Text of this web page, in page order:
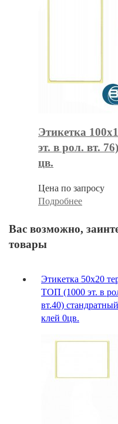
Этикетка
эт. в рол. вт.
цв.
Цена по запросу
Подробнее
Вас возможно,
товары
Этикетка 50х20
ТОП (1000 эт. в
вт.40) стандратный
клей 0цв.